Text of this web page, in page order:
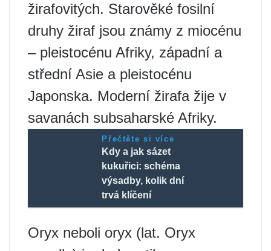
žirafovitých. Starověké fosilní
druhy žiraf jsou známy z miocénu
– pleistocénu Afriky, západní a
střední Asie a pleistocénu
Japonska. Moderní žirafa žije v
savanách subsaharské Afriky.
Přečtěte si více
Kdy a jak sázet
kukuřici: schéma
výsadby, kolik dní
trvá klíčení
Oryx neboli oryx (lat. Oryx